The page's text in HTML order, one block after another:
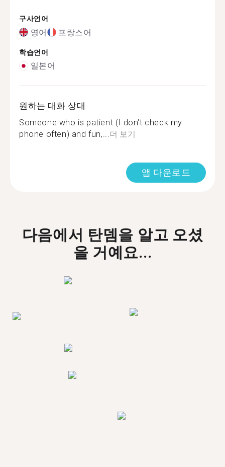
구사언어
영어 프랑스어
학습언어
일본어
원하는 대화 상대
Someone who is patient (I don't check my
phone often) and fun,...더 보기
앱 다운로드
다음에서 탄뎀을 알고 오셨
을 거예요...